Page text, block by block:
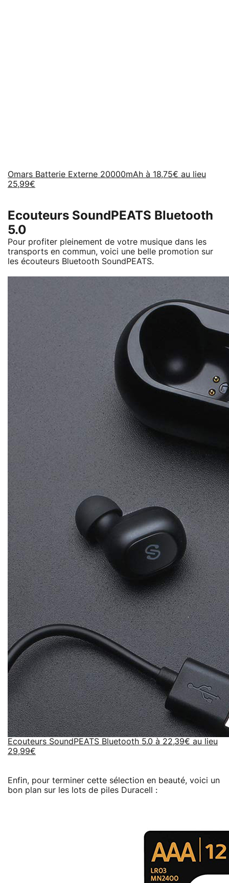
Omars Batterie Externe 20000mAh à 18,75€ au lieu
25,99€
Ecouteurs SoundPEATS Bluetooth
5.0
Pour profiter pleinement de votre musique dans les
transports en commun, voici une belle promotion sur
les écouteurs Bluetooth SoundPEATS.
Ecouteurs SoundPEATS Bluetooth 5.0 à 22,39€ au lieu
29,99€
Enfin, pour terminer cette sélection en beauté, voici un
bon plan sur les lots de piles Duracell :